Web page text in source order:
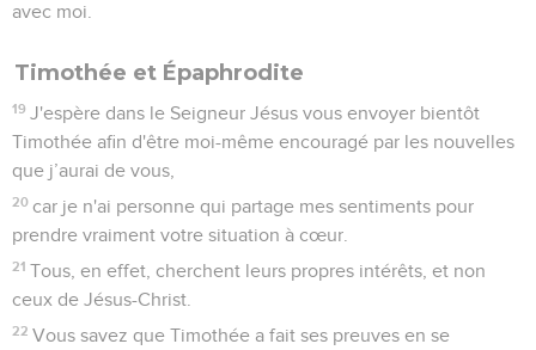
avec moi.
Timothée et Épaphrodite
19 J'espère dans le Seigneur Jésus vous envoyer bientôt
Timothée afin d'être moi-même encouragé par les nouvelles
que j’aurai de vous,
20 car je n'ai personne qui partage mes sentiments pour
prendre vraiment votre situation à cœur.
21 Tous, en effet, cherchent leurs propres intérêts, et non
ceux de Jésus-Christ.
22 Vous savez que Timothée a fait ses preuves en se